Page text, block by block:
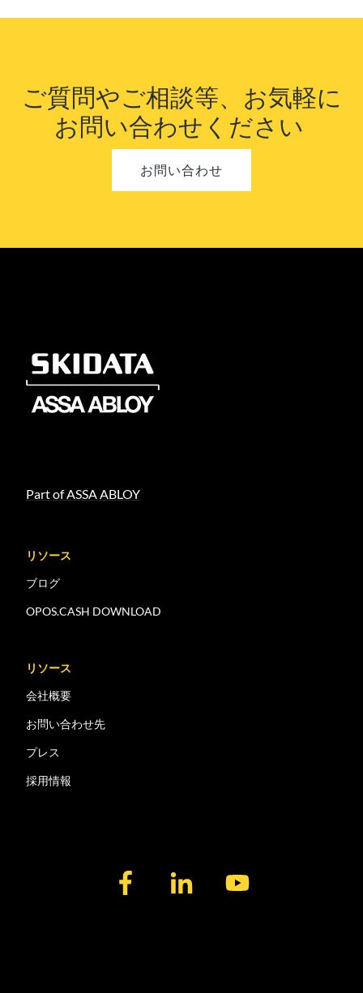
ご質問やご相談等、お気軽に
お問い合わせください
お問い合わせ
Part of ASSA ABLOY
リソース
ブログ
OPOS.CASH DOWNLOAD
リソース
会社概要
お問い合わせ先
プレス
採用情報